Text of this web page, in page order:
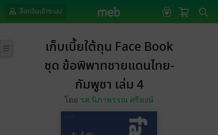
ล็อกอินเข้าระบบ
เก็บเบี้ยใต้ถุน Face Book
ชุด ข้อพิพาทชายแดนไทย-
กัมพูชา เล่ม 4
โดย รศ.นิภาพรรณ ศรีพงษ์